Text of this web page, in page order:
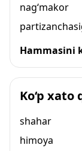
nag‘makor
Hammasini
Ko‘p xato
shahar
himoya